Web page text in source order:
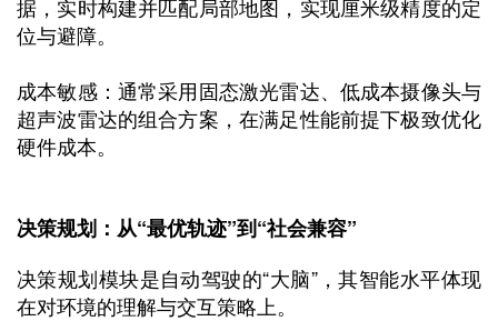
据，实时构建并匹配局部地图，实现厘米级精度的定
位与避障。
成本敏感：通常采用固态激光雷达、低成本摄像头与
超声波雷达的组合方案，在满足性能前提下极致优化
硬件成本。
决策规划：从“最优轨迹”到“社会兼容”
决策规划模块是自动驾驶的“大脑”，其智能水平体现
在对环境的理解与交互策略上。